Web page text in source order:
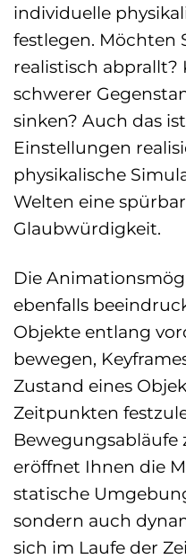
individuelle
festlegen. Möchten
realistisch abprallt?
schwerer
sinken? Auch das
Einstellungen
physikalische
Welten eine
Glaubwürdigkeit.
Die
ebenfalls
Objekte entlang
bewegen,
Zustand eines
Zeitpunkten
Bewegungsabläufe
eröffnet Ihnen die
statische
sondern auch
sich im Laufe der